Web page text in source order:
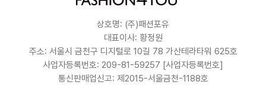
상호명: (주)패션포유
대표이사: 황정원
주소: 서울시 금천구 디지털로 10길 78 가산테라타워 625호
사업자등록번호: 209-81-59257 [사업자등록번호]
통신판매업신고: 제2015-서울금천-1188호